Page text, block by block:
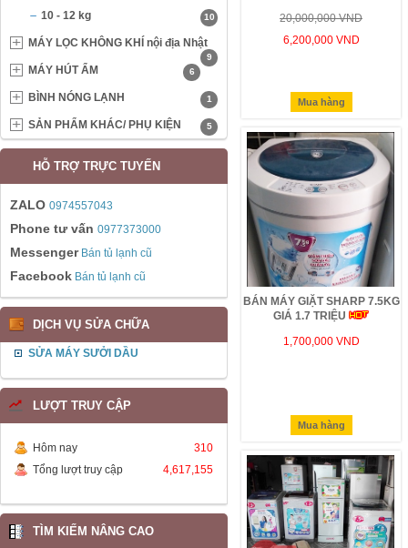
20,000,000 VND
6,200,000 VND
Mua hàng
BÁN MÁY GIẶT SHARP 7.5KG
GIÁ 1.7 TRIỆU
1,700,000 VND
Mua hàng
10 - 12 kg 10
MÁY LỌC KHÔNG KHÍ nội địa Nhật
9
MÁY HÚT ẨM 6
BÌNH NÓNG LẠNH 1
SẢN PHẨM KHÁC/ PHỤ KIỆN 5
HỖ TRỢ TRỰC TUYẾN
ZALO 0974557043
Phone tư vấn 0977373000
Messenger Bán tủ lạnh cũ
Facebook Bán tủ lạnh cũ
DỊCH VỤ SỬA CHỮA
SỬA MÁY SƯỞI DẦU
LƯỢT TRUY CẬP
Hôm nay
310
Tổng lượt truy cập
4,617,155
TÌM KIẾM NÂNG CAO